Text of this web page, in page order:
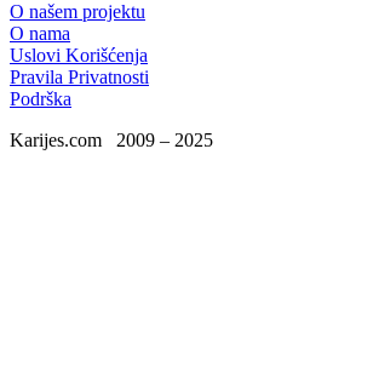
O našem projektu
O nama
Uslovi Korišćenja
Pravila Privatnosti
Podrška
Karijes.com 2009 – 2025